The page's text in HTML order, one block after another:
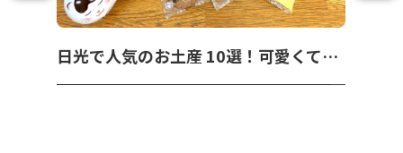
日光で人気のお土産 10選！可愛くて美味しいお菓子を紹介！